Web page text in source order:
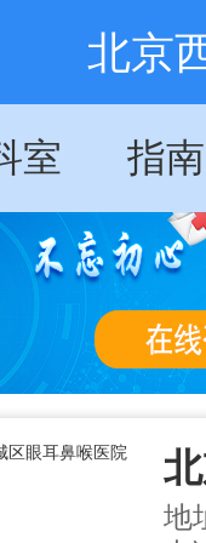
北京
室 指南
地